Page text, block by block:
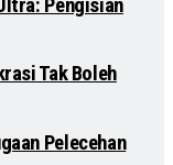
Pengisian
Tak Boleh
Pelecehan